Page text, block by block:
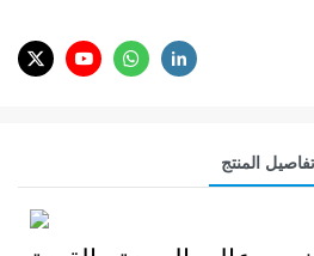
تفاصيل المنتج